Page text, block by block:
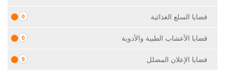
قضايا السلع الغذائية 0
قضايا الأعشاب الطبية والأدوية 0
قضايا الإعلان المضلل 9